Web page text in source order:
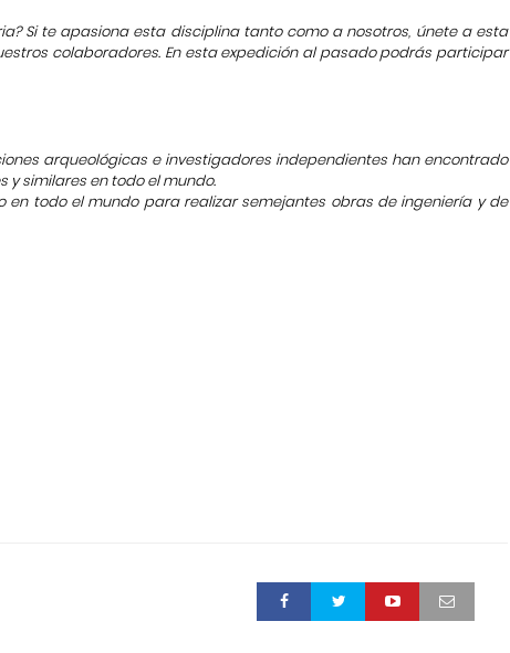
Si te apasiona esta disciplina tanto como a nosotros, únete a esta
colaboradores. En esta expedición al pasado podrás participar
arqueológicas e investigadores independientes han encontrado
similares en todo el mundo.
todo el mundo para realizar semejantes obras de ingeniería y de